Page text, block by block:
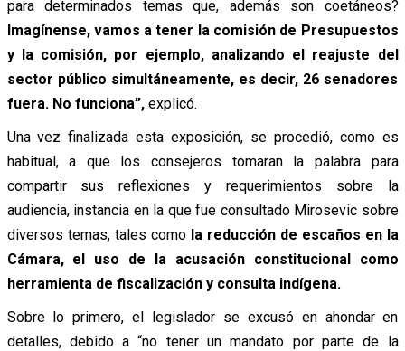
para determinados temas que, además son coetáneos?
Imagínense, vamos a tener la comisión de Presupuestos
y la comisión, por ejemplo, analizando el reajuste del
sector público simultáneamente, es decir, 26 senadores
fuera. No funciona”, explicó.
Una vez finalizada esta exposición, se procedió, como es
habitual, a que los consejeros tomaran la palabra para
compartir sus reflexiones y requerimientos sobre la
audiencia, instancia en la que fue consultado Mirosevic sobre
diversos temas, tales comola reducción de escaños en la
Cámara, el uso de la acusación constitucional como
herramienta de fiscalización y consulta indígena.
Sobre lo primero, el legislador se excusó en ahondar en
detalles, debido a “no tener un mandato por parte de la